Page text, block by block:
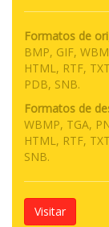
Formatos de
BMP, GIF,
HTML, RTF,
PDB, SNB.
Formatos de
WBMP, TGA,
HTML, RTF,
SNB.
Visitar